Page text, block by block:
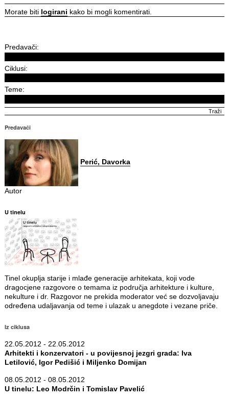
Morate biti logirani kako bi mogli komentirati.
Predavači:
Ciklusi:
Teme:
Predavači
Perić, Davorka
Autor
U tinelu
Tinel okuplja starije i mlađe generacije arhitekata, koji vode
dragocjene razgovore o temama iz područja arhitekture i kulture,
nekulture i dr. Razgovor ne prekida moderator već se dozvoljavaju
određena udaljavanja od teme i ulazak u anegdote i vezane priče.
Iz ciklusa
22.05.2012 - 22.05.2012
Arhitekti i konzervatori - u povijesnoj jezgri grada: Iva
Letilović, Igor Pedišić i Miljenko Domijan
08.05.2012 - 08.05.2012
U tinelu: Leo Modrčin i Tomislav Pavelić